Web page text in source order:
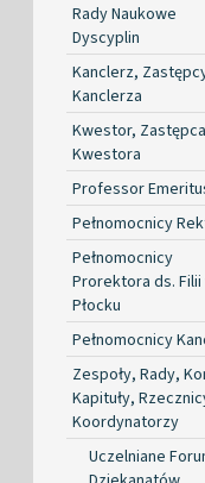
Rady Naukowe
Dyscyplin
Kanclerz,
Kanclerza
Kwestor, Zastępca
Kwestora
Professor
Pełnomocnicy
Pełnomocnicy
Prorektora ds. Filii
Płocku
Pełnomocnicy
Zespoły, Rady,
Kapituły,
Koordynatorzy
Uczelniane